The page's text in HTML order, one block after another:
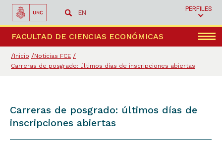
EN
PERFILES
FACULTAD DE CIENCIAS ECONÓMICAS
Menú
Inicio
Noticias FCE
Carreras de posgrado: últimos días de inscripciones abiertas
Carreras de posgrado: últimos días de
inscripciones abiertas